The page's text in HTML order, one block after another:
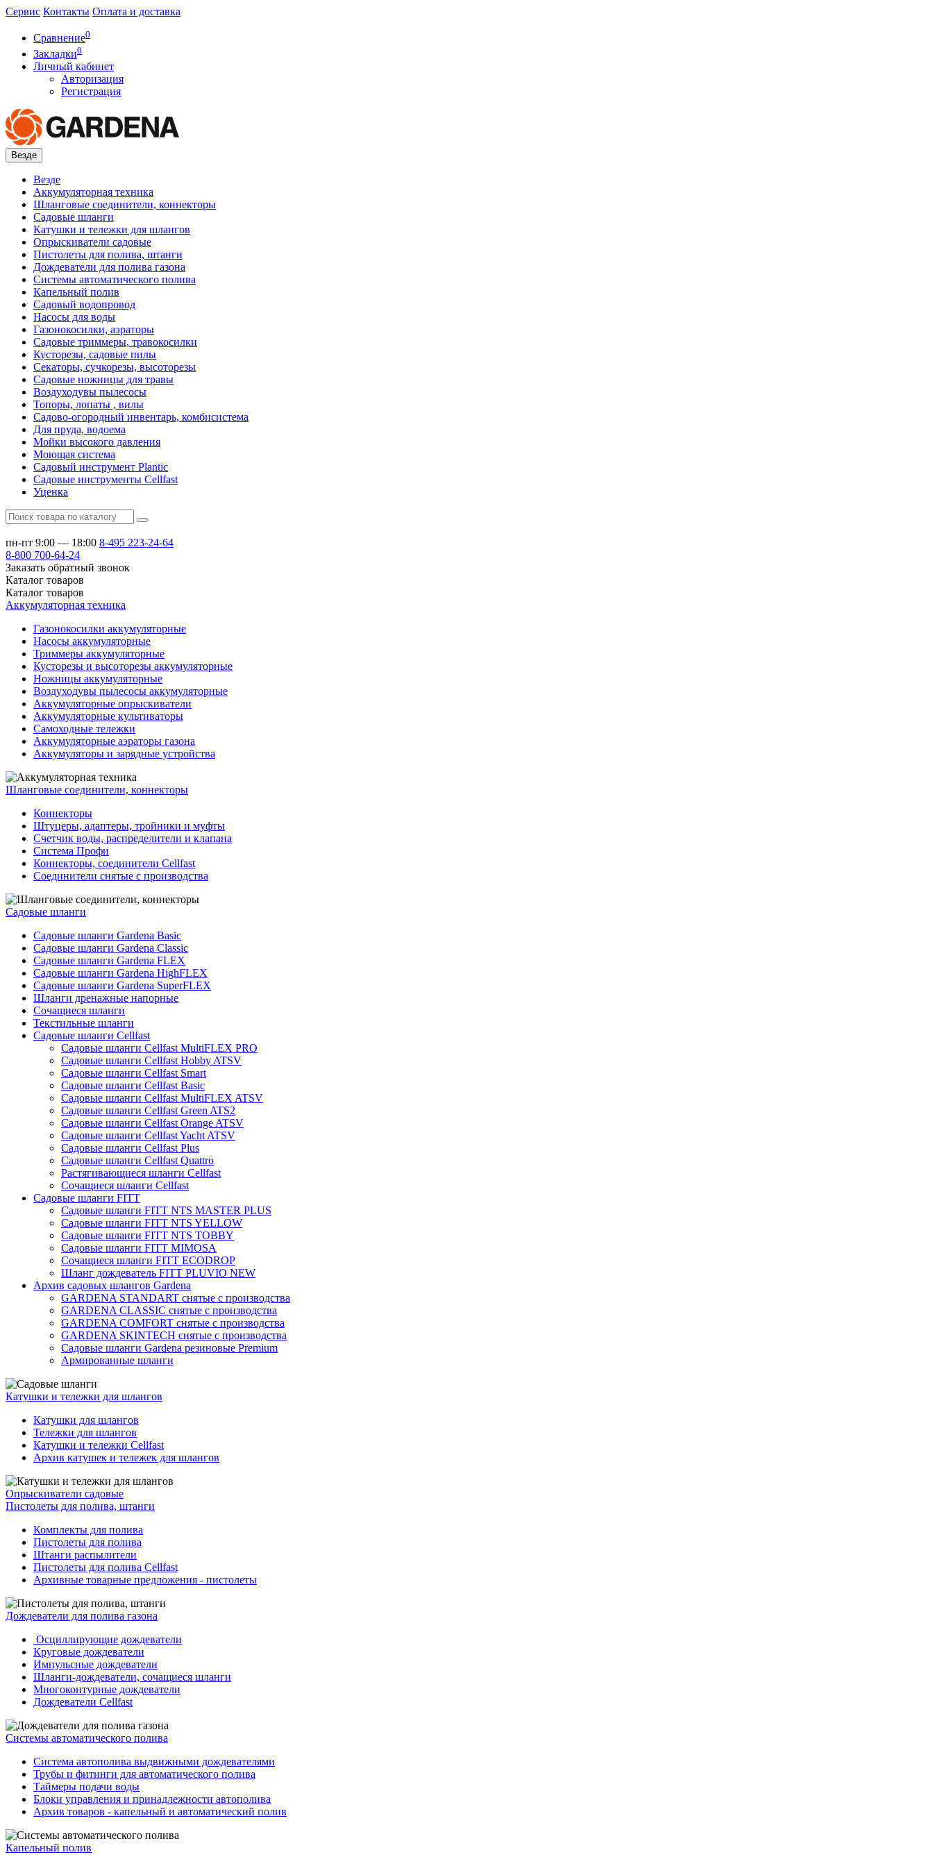
Сервис Контакты Оплата и доставка
Сравнение0
Закладки0
Личный кабинет
Авторизация
Регистрация
Везде
Везде
Аккумуляторная техника
Шланговые соединители, коннекторы
Садовые шланги
Катушки и тележки для шлангов
Опрыскиватели садовые
Пистолеты для полива, штанги
Дождеватели для полива газона
Системы автоматического полива
Капельный полив
Садовый водопровод
Насосы для воды
Газонокосилки, аэраторы
Садовые триммеры, травокосилки
Кусторезы, садовые пилы
Секаторы, сучкорезы, высоторезы
Садовые ножницы для травы
Воздуходувы пылесосы
Топоры, лопаты , вилы
Садово-огородный инвентарь, комбисистема
Для пруда, водоема
Мойки высокого давления
Моющая система
Садовый инструмент Plantic
Садовые инструменты Cellfast
Уценка
пн-пт 9:00 — 18:00 8-495 223-24-64
8-800 700-64-24
Заказать обратный звонок
Каталог товаров
Каталог товаров
Аккумуляторная техника
Газонокосилки аккумуляторные
Насосы аккумуляторные
Триммеры аккумуляторные
Кусторезы и высоторезы аккумуляторные
Ножницы аккумуляторные
Воздуходувы пылесосы аккумуляторные
Аккумуляторные опрыскиватели
Аккумуляторные культиваторы
Самоходные тележки
Аккумуляторные аэраторы газона
Аккумуляторы и зарядные устройства
Шланговые соединители, коннекторы
Коннекторы
Штуцеры, адаптеры, тройники и муфты
Счетчик воды, распределители и клапана
Система Профи
Коннекторы, соединители Cellfast
Соединители снятые с производства
Садовые шланги
Садовые шланги Gardena Basic
Садовые шланги Gardena Classic
Садовые шланги Gardena FLEX
Садовые шланги Gardena HighFLEX
Садовые шланги Gardena SuperFLEX
Шланги дренажные напорные
Сочащиеся шланги
Текстильные шланги
Садовые шланги Cellfast
Садовые шланги Cellfast MultiFLEX PRO
Садовые шланги Cellfast Hobby ATSV
Садовые шланги Cellfast Smart
Садовые шланги Cellfast Basic
Садовые шланги Cellfast MultiFLEX ATSV
Садовые шланги Cellfast Green ATS2
Садовые шланги Cellfast Orange ATSV
Садовые шланги Cellfast Yacht ATSV
Садовые шланги Cellfast Plus
Садовые шланги Cellfast Quattro
Растягивающиеся шланги Cellfast
Сочащиеся шланги Cellfast
Садовые шланги FITT
Садовые шланги FITT NTS MASTER PLUS
Садовые шланги FITT NTS YELLOW
Садовые шланги FITT NTS TOBBY
Садовые шланги FITT MIMOSA
Сочащиеся шланги FITT ECODROP
Шланг дождеватель FITT PLUVIO NEW
Архив садовых шлангов Gardena
GARDENA STANDART снятые с производства
GARDENA CLASSIC снятые с производства
GARDENA COMFORT снятые с производства
GARDENA SKINTECH снятые с производства
Садовые шланги Gardena резиновые Premium
Армированные шланги
Катушки и тележки для шлангов
Катушки для шлангов
Тележки для шлангов
Катушки и тележки Cellfast
Архив катушек и тележек для шлангов
Опрыскиватели садовые
Пистолеты для полива, штанги
Комплекты для полива
Пистолеты для полива
Штанги распылители
Пистолеты для полива Cellfast
Архивные товарные предложения - пистолеты
Дождеватели для полива газона
Осциллирующие дождеватели
Круговые дождеватели
Импульсные дождеватели
Шланги-дождеватели, сочащиеся шланги
Многоконтурные дождеватели
Дождеватели Cellfast
Системы автоматического полива
Система автополива выдвижными дождевателями
Трубы и фитинги для автоматического полива
Таймеры подачи воды
Блоки управления и принадлежности автополива
Архив товаров - капельный и автоматический полив
Капельный полив